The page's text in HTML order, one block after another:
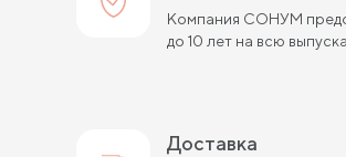
Компания СОНУМ
до 10 лет на всю
Доставка